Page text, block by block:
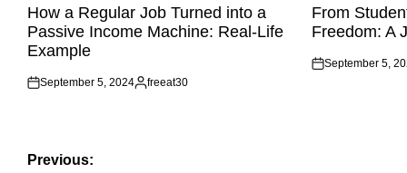
INHow a Regular Job Turned into a
Passive Income Machine: Real-Life
Example
Posted
September 5, 2024
Posted
freeat30
IN
From
Freedom: A
Posted
September 5,
Post
Previous: